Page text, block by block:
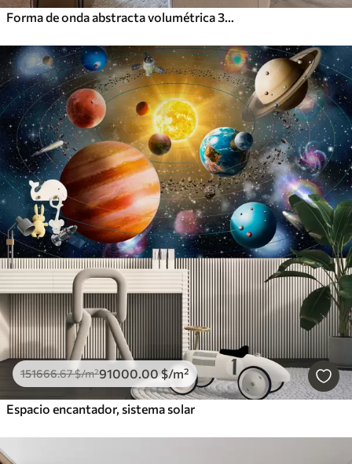
Forma de onda abstracta volumétrica 3D blanca
151666.67$/m²91000.00$/m²
Espacio encantador, sistema solar